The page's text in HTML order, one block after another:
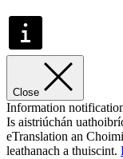
Close
Information
Is aistriúchán
eTranslation an
leathanach a thuiscint.